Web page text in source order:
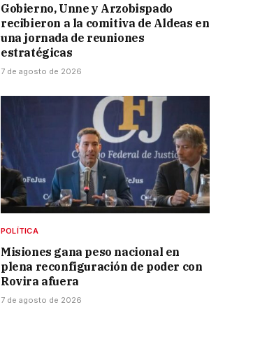
Gobierno, Unne y Arzobispado
recibieron a la comitiva de Aldeas en
una jornada de reuniones
estratégicas
7 de agosto de 2026
POLÍTICA
Misiones gana peso nacional en
plena reconfiguración de poder con
Rovira afuera
7 de agosto de 2026